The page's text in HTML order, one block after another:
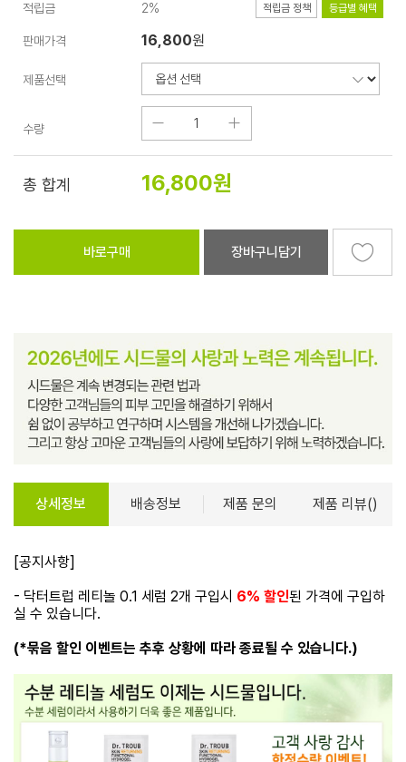
적립금 2% 적립금 정책 등급별 혜택
판매가격 16,800원
제품선택
수량
총 합계 16,800원
바로구매 장바구니담기
상세정보 배송정보 제품 문의 제품 리뷰()
[공지사항]
- 닥터트럽 레티놀 0.1 세럼 2개 구입시 6% 할인된 가격에 구입하
실 수 있습니다.
(*묶음 할인 이벤트는 추후 상황에 따라 종료될 수 있습니다.)